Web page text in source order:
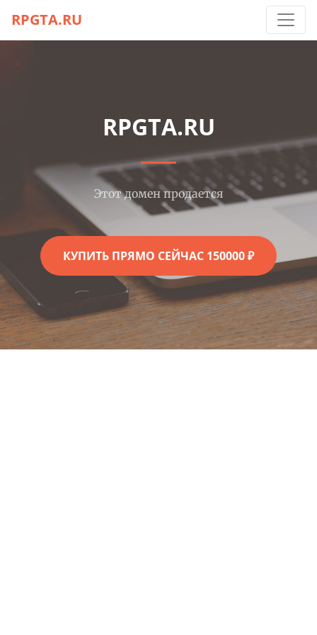
RPGTA.RU
RPGTA.RU
Этот домен продается
КУПИТЬ ПРЯМО СЕЙЧАС 150000 ₽